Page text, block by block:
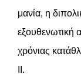
μανία, η
εξουθενωτική
χρόνιας
ΙΙ.